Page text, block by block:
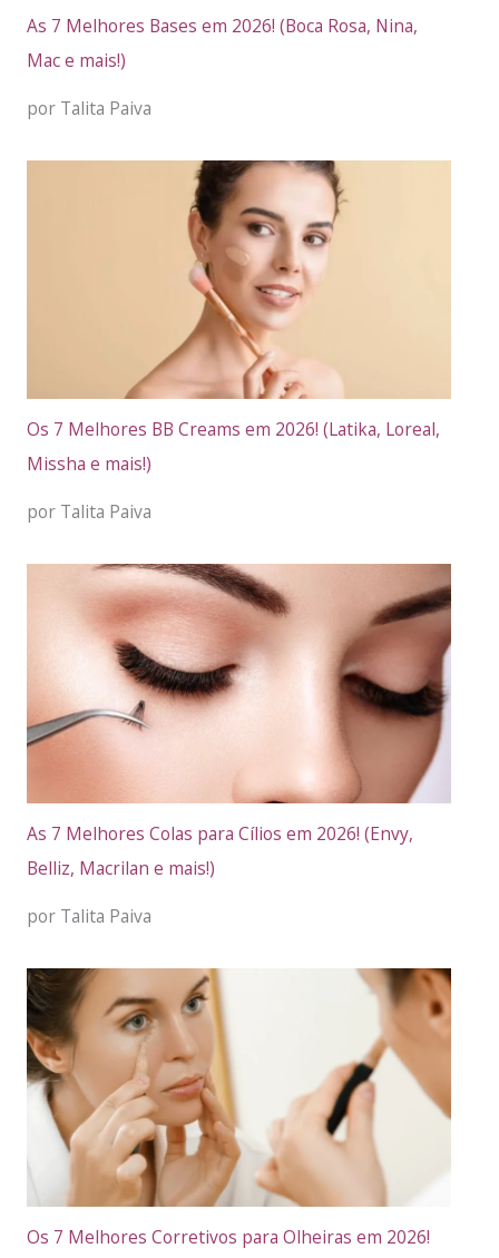
As 7 Melhores Bases em 2026! (Boca Rosa, Nina,
Mac e mais!)
por Talita Paiva
Os 7 Melhores BB Creams em 2026! (Latika, Loreal,
Missha e mais!)
por Talita Paiva
As 7 Melhores Colas para Cílios em 2026! (Envy,
Belliz, Macrilan e mais!)
por Talita Paiva
Os 7 Melhores Corretivos para Olheiras em 2026!